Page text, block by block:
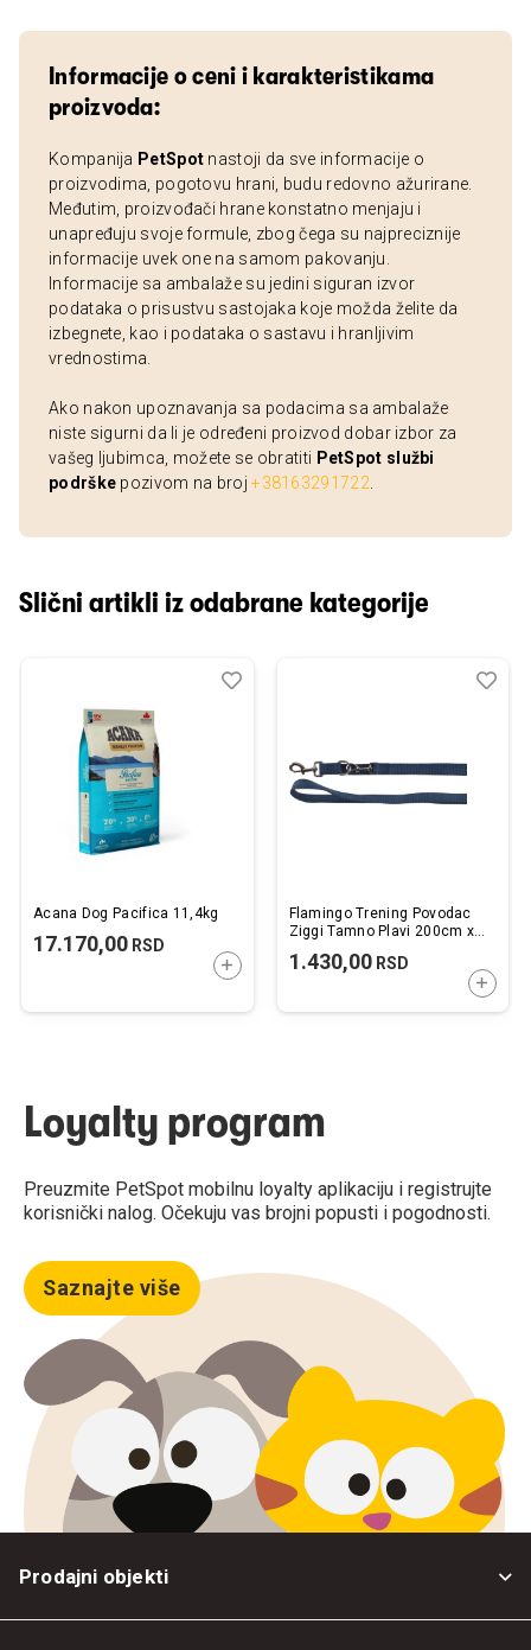
Informacije o ceni i karakteristikama
proizvoda:
Kompanija PetSpot nastoji da sve informacije o
proizvodima, pogotovu hrani, budu redovno ažurirane.
Međutim, proizvođači hrane konstatno menjaju i
unapređuju svoje formule, zbog čega su najpreciznije
informacije uvek one na samom pakovanju.
Informacije sa ambalaže su jedini siguran izvor
podataka o prisustvu sastojaka koje možda želite da
izbegnete, kao i podataka o sastavu i hranljivim
vrednostima.
Ako nakon upoznavanja sa podacima sa ambalaže
niste sigurni da li je određeni proizvod dobar izbor za
vašeg ljubimca, možete se obratiti PetSpot službi
podrške pozivom na broj+38163291722
Slični artikli iz odabrane kategorije
Acana Dog Pacifica 11,4kg
17.170,00 RSD
DODAJTE U KORPU
Dodaj
Uporedi
Flamingo Trening Povodac
Ziggi Tamno Plavi 200cm x
1.430,00RSD
Loyalty program
Preuzmite PetSpot mobilnu loyalty aplikaciju i registrujte
korisnički nalog. Očekuju vas brojni popusti i pogodnosti.
Saznajte više
Prodajni objekti